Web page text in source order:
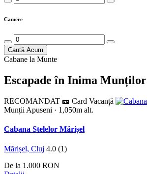
Camere
Caută Acum
Cabane la Munte
Escapade în Inima Munților
RECOMANDAT 🎫 Card Vacanță
Munții Apuseni · 1,050m alt.
Cabana Stelelor Mărișel
Mărișel, Cluj 4.0 (1)
De la 1.000 RON